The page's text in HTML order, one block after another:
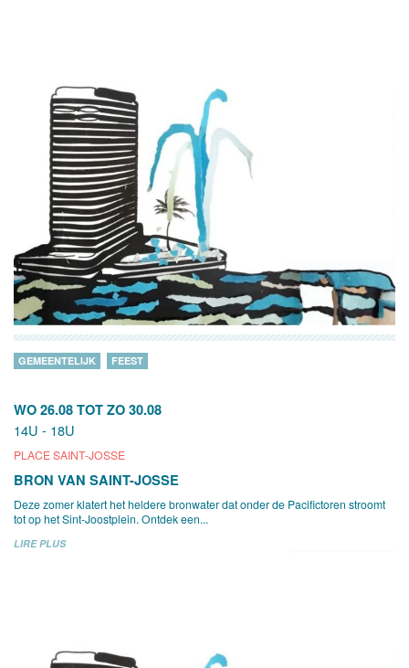
WO 26.08 TOT ZO 30.08
14U - 18U
PLACE SAINT-JOSSE
GEMEENTELIJK FEEST
BRON VAN SAINT-JOSSE
Deze zomer klatert het heldere bronwater dat onder de Pacifictoren stroomt
tot op het Sint-Joostplein. Ontdek een...
LIRE PLUS